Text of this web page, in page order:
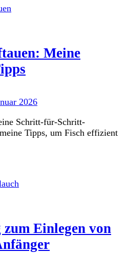
Meine
2026
Schritt-für-Schritt-
Tipps, um Fisch effizient
Einlegen von